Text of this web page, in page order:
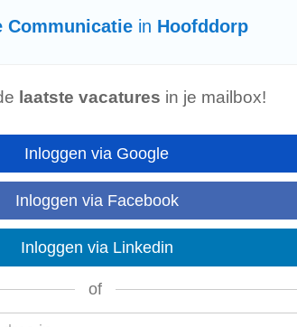
installeren van 400Hz...
vertaalt hun logistieke vraagstukken naar efficiënte
internationale...
centra.Wij zijn zeer gehecht aan het welzijn van onze
Communicatiein Hoofddorp
laatste vacatures in je mailbox!
Inloggen via Google
Inloggen via Facebook
Inloggen via Linkedin
of